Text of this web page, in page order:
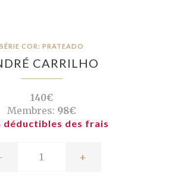
SÉRIE COR: PRATEADO
CARRILHO
140€
Membres: 98€
déductibles des frais
+